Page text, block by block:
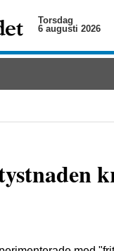
Torsdag
6 augusti 2026